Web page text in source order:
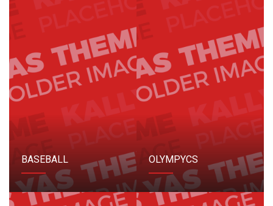
BASEBALL OLYMPYCS